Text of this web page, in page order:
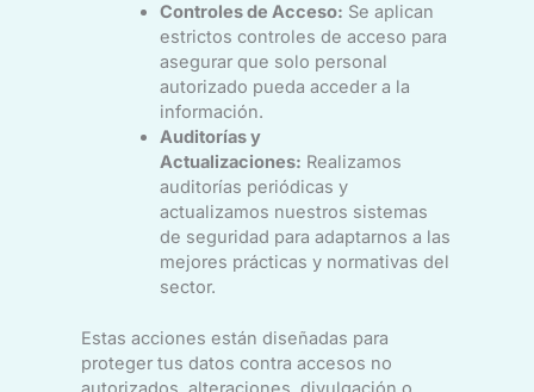
Controles de Acceso: Se aplican
estrictos controles de acceso para
asegurar que solo personal
autorizado pueda acceder a la
información.
Auditorías y
Actualizaciones: Realizamos
auditorías periódicas y
actualizamos nuestros sistemas
de seguridad para adaptarnos a las
mejores prácticas y normativas del
sector.
Estas acciones están diseñadas para
proteger tus datos contra accesos no